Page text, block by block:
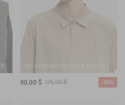
POLO DRY FAST TEXTILE® ANTI-UV AVEC LOGO SUR LA POITRINE
60,00 $ 175,00 $ -66%